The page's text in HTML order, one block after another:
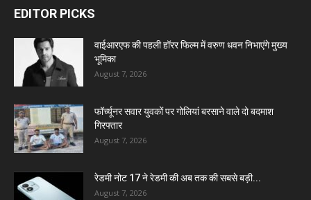
EDITOR PICKS
वाईआरएफ की पहली हॉरर फिल्म में वरुण धवन निभाएंगे मुख्य
भूमिका
August 7, 2026
फॉर्च्यूनर सवार युवकों पर गोलियां बरसाने वाले दो बदमाश
गिरफ्तार
August 7, 2026
रेडमी नोट 17 ने रेडमी की अब तक की सबसे बड़ी...
August 7, 2026